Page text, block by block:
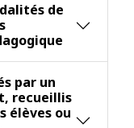
de
par un
recueillis
élèves ou